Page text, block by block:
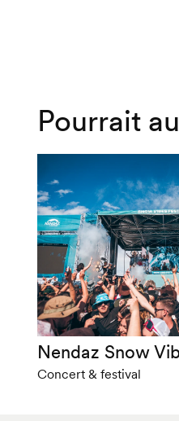
Pourrait
Nendaz Snow
Concert & festival